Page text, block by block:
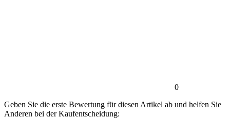
0
Geben Sie die erste Bewertung für diesen Artikel ab und helfen Sie
Anderen bei der Kaufentscheidung: